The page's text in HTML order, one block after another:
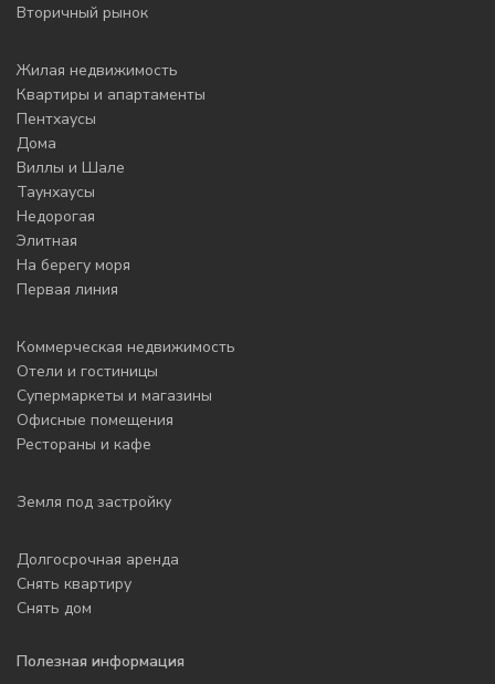
Вторичный рынок
Жилая недвижимость
Квартиры и апартаменты
Пентхаусы
Дома
Виллы и Шале
Таунхаусы
Недорогая
Элитная
На берегу моря
Первая линия
Коммерческая недвижимость
Отели и гостиницы
Супермаркеты и магазины
Офисные помещения
Рестораны и кафе
Земля под застройку
Долгосрочная аренда
Снять квартиру
Снять дом
Полезная информация